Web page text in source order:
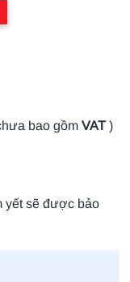
bao gồmVAT )
yết sẽ được bảo